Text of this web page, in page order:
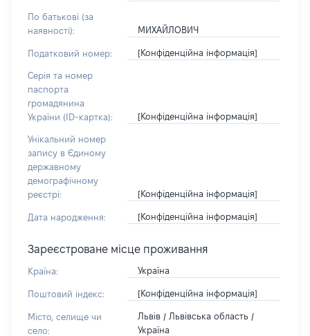
По батькові (за
наявності):
МИХАЙЛОВИЧ
Податковий номер: [Конфіденційна інформація]
Серія та номер
паспорта
громадянина
України (ID-картка):
[Конфіденційна інформація]
Унікальний номер
запису в Єдиному
державному
демографічному
реєстрі:
[Конфіденційна інформація]
Дата народження: [Конфіденційна інформація]
Зареєстроване місце проживання
Країна: Україна
Поштовий індекс: [Конфіденційна інформація]
Місто, селище чи
село:
Львів / Львівська область /
Україна